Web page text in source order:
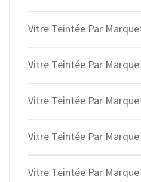
Vitre Teintée Par
Vitre Teintée Par
Vitre Teintée Par
Vitre Teintée Par
Vitre Teintée Par